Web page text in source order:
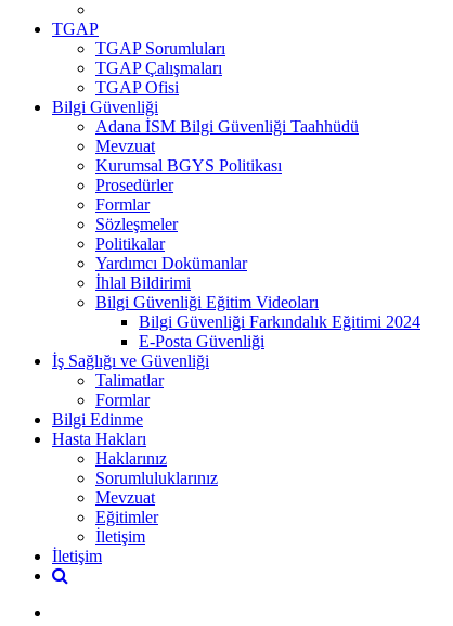
TGAP
TGAP Sorumluları
TGAP Çalışmaları
TGAP Ofisi
Bilgi Güvenliği
Adana İSM Bilgi Güvenliği Taahhüdü
Mevzuat
Kurumsal BGYS Politikası
Prosedürler
Formlar
Sözleşmeler
Politikalar
Yardımcı Dokümanlar
İhlal Bildirimi
Bilgi Güvenliği Eğitim Videoları
Bilgi Güvenliği Farkındalık Eğitimi 2024
E-Posta Güvenliği
İş Sağlığı ve Güvenliği
Talimatlar
Formlar
Bilgi Edinme
Hasta Hakları
Haklarınız
Sorumluluklarınız
Mevzuat
Eğitimler
İletişim
İletişim